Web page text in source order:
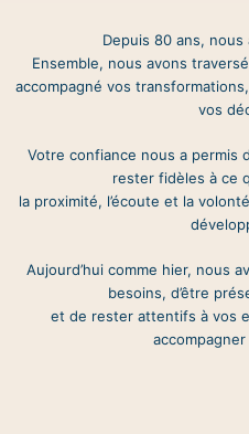
Depuis 80 ans, nous
Ensemble, nous avons
accompagné vos
vos
Votre confiance nous a permis
rester fidèles à ce
la proximité, l’écoute et la
Aujourd’hui comme hier, nous
besoins, d’être
et de rester attentifs à vos